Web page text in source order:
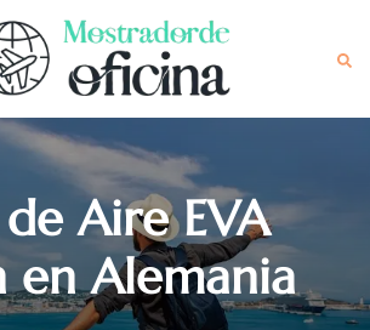
Aire EVA
Alemania